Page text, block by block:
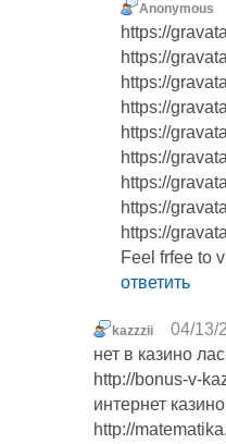
Anonymous
https://
https://
https://
https://
https://
https://
https://
https://
https://
Feel frfee to
ответить
kazzzii
04/13/
нет в казино
http://bonus-v-
интернет
http://